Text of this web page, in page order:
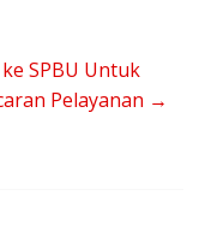
SPBU Untuk
Pelayanan →